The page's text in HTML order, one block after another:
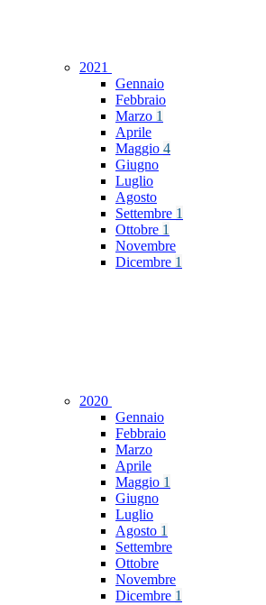
2021
Gennaio
Febbraio
Marzo 1
Aprile
Maggio 4
Giugno
Luglio
Agosto
Settembre 1
Ottobre 1
Novembre
Dicembre 1
2020
Gennaio
Febbraio
Marzo
Aprile
Maggio 1
Giugno
Luglio
Agosto 1
Settembre
Ottobre
Novembre
Dicembre 1